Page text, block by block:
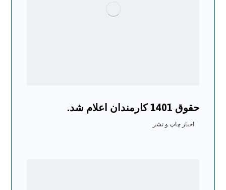
حقوق 1401 کارمندان اعلام شد.
اخبار چاپ و نشر